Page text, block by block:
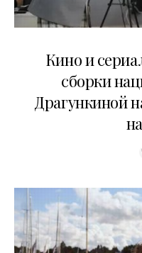
Кино и
сборки
Драгункиной